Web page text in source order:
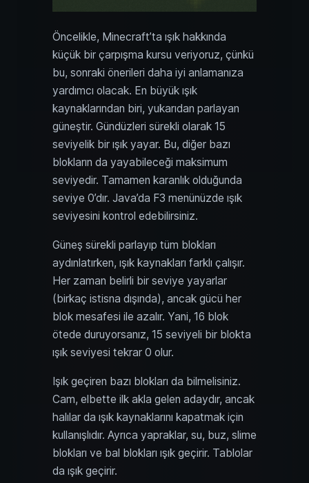
Öncelikle, Minecraft’ta ışık hakkında
küçük bir çarpışma kursu veriyoruz, çünkü
bu, sonraki önerileri daha iyi anlamanıza
yardımcı olacak. En büyük ışık
kaynaklarından biri, yukarıdan parlayan
güneştir. Gündüzleri sürekli olarak 15
seviyelik bir ışık yayar. Bu, diğer bazı
blokların da yayabileceği maksimum
seviyedir. Tamamen karanlık olduğunda
seviye 0’dır. Java’da F3 menünüzde ışık
seviyesini kontrol edebilirsiniz.
Güneş sürekli parlayıp tüm blokları
aydınlatırken, ışık kaynakları farklı çalışır.
Her zaman belirli bir seviye yayarlar
(birkaç istisna dışında), ancak gücü her
blok mesafesi ile azalır. Yani, 16 blok
ötede duruyorsanız, 15 seviyeli bir blokta
ışık seviyesi tekrar 0 olur.
Işık geçiren bazı blokları da bilmelisiniz.
Cam, elbette ilk akla gelen adaydır, ancak
halılar da ışık kaynaklarını kapatmak için
kullanışlıdır. Ayrıca yapraklar, su, buz, slime
blokları ve bal blokları ışık geçirir. Tablolar
da ışık geçirir.